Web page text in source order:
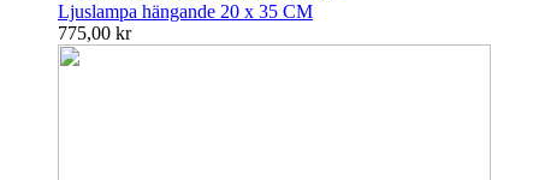
Ljuslampa hängande 20 x 35 CM
775,00 kr